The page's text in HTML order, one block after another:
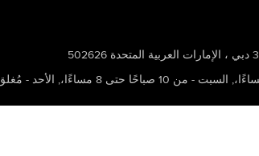
, السبت - من 10 صباحًا حتى 8 مساءًا، , الأحد -